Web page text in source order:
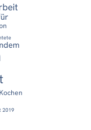
2019